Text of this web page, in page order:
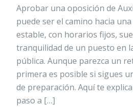
Aprobar una oposición de
puede ser el camino hacia
estable, con horarios fijos,
tranquilidad de un puesto en
pública. Aunque parezca un
primera es posible si sigues
de preparación. Aquí te
paso a […]